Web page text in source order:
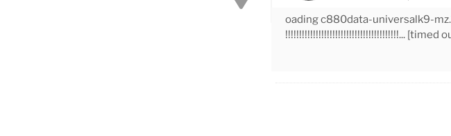
oading c880data-universalk9-
!!!!!!!!!!!!!!!!!!!!!!!!!!!!!!!!!!!!!!!!!... [timed